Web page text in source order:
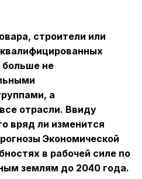
строители или
больше не
а
отрасли. Ввиду
вряд ли изменится
Экономической
в рабочей силе по
землям до 2040 года.